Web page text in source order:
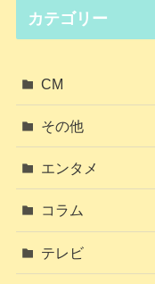
カテゴリー
CM
その他
エンタメ
コラム
テレビ